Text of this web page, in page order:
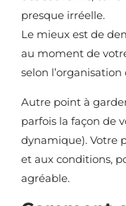
presque irréelle.
Le mieux est de
au moment de
selon l’organisation
Autre point à
parfois la façon de
dynamique). Votre
et aux conditions,
agréable.